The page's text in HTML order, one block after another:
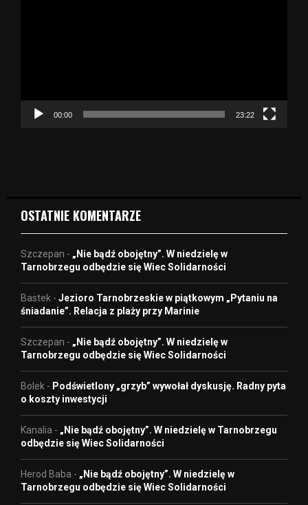
c
00:00 23:22
OSTATNIE KOMENTARZE
Szczepan - „Nie bądź obojętny”. W niedzielę w
Tarnobrzegu odbędzie się Wiec Solidarności
Bastek - Jezioro Tarnobrzeskie w piątkowym „Pytaniu na
śniadanie”. Relacja z plaży przy Marinie
Szczepan - „Nie bądź obojętny”. W niedzielę w
Tarnobrzegu odbędzie się Wiec Solidarności
Bolek - Podświetlony „grzyb” wywołał dyskusję. Radny pyta
o koszty inwestycji
Kanalia - „Nie bądź obojętny”. W niedzielę w Tarnobrzegu
odbędzie się Wiec Solidarności
Herod Baba - „Nie bądź obojętny”. W niedzielę w
Tarnobrzegu odbędzie się Wiec Solidarności